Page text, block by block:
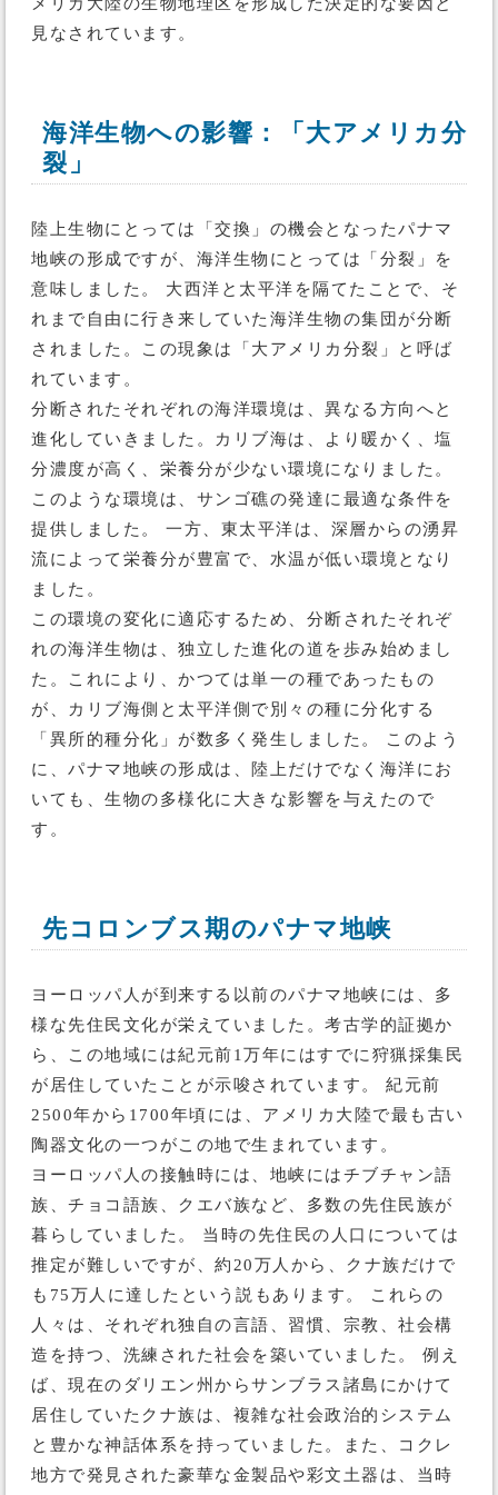
見なされています。
海洋生物への影響：「大アメリカ分
裂」
陸上生物にとっては「交換」の機会となったパナマ
地峡の形成ですが、海洋生物にとっては「分裂」を
意味しました。 大西洋と太平洋を隔てたことで、そ
れまで自由に行き来していた海洋生物の集団が分断
されました。この現象は「大アメリカ分裂」と呼ば
れています。
分断されたそれぞれの海洋環境は、異なる方向へと
進化していきました。カリブ海は、より暖かく、塩
分濃度が高く、栄養分が少ない環境になりました。
このような環境は、サンゴ礁の発達に最適な条件を
提供しました。 一方、東太平洋は、深層からの湧昇
流によって栄養分が豊富で、水温が低い環境となり
ました。
この環境の変化に適応するため、分断されたそれぞ
れの海洋生物は、独立した進化の道を歩み始めまし
た。これにより、かつては単一の種であったもの
が、カリブ海側と太平洋側で別々の種に分化する
「異所的種分化」が数多く発生しました。 このよう
に、パナマ地峡の形成は、陸上だけでなく海洋にお
いても、生物の多様化に大きな影響を与えたので
す。
先コロンブス期のパナマ地峡
ヨーロッパ人が到来する以前のパナマ地峡には、多
様な先住民文化が栄えていました。考古学的証拠か
ら、この地域には紀元前1万年にはすでに狩猟採集民
が居住していたことが示唆されています。 紀元前
2500年から1700年頃には、アメリカ大陸で最も古い
陶器文化の一つがこの地で生まれています。
ヨーロッパ人の接触時には、地峡にはチブチャン語
族、チョコ語族、クエバ族など、多数の先住民族が
暮らしていました。 当時の先住民の人口については
推定が難しいですが、約20万人から、クナ族だけで
も75万人に達したという説もあります。 これらの
人々は、それぞれ独自の言語、習慣、宗教、社会構
造を持つ、洗練された社会を築いていました。 例え
ば、現在のダリエン州からサンブラス諸島にかけて
居住していたクナ族は、複雑な社会政治的システム
と豊かな神話体系を持っていました。また、コクレ
地方で発見された豪華な金製品や彩文土器は、当時